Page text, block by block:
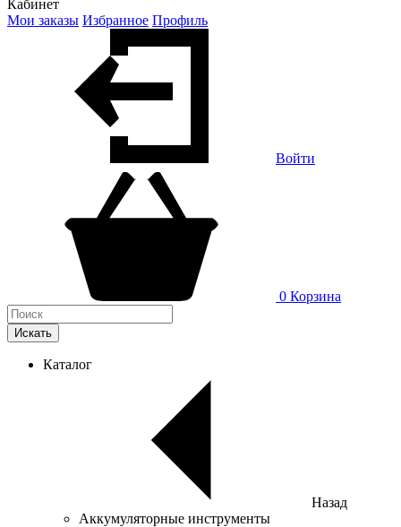
Кабинет
Мои заказы Избранное Профиль
Войти
0 Корзина
Искать
Каталог
Назад
Аккумуляторные инструменты